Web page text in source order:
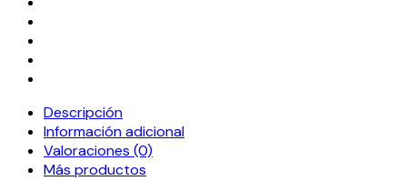
Descripción
Información adicional
Valoraciones (0)
Más productos